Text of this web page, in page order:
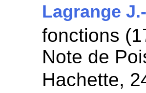
Lagrange
fonctions
Note de
Hachette,